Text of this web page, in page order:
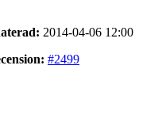
2014-04-06 12:00
#2499